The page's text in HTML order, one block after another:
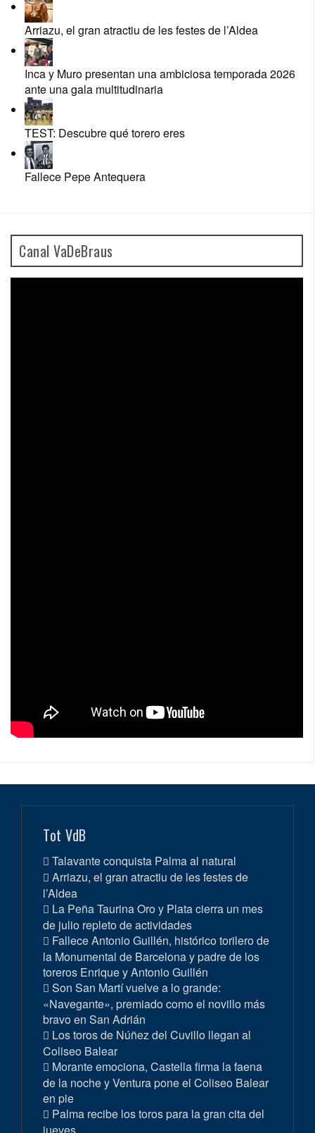
Arriazu, el gran atractiu de les festes de l’Aldea
Inca y Muro presentan una ambiciosa temporada 2026
ante una gala multitudinaria
TEST: Descubre qué torero eres
Fallece Pepe Antequera
Canal VaDeBraus
Tot VdB
Talavante conquista Palma al natural
Arriazu, el gran atractiu de les festes de
l’Aldea
La Peña Taurina Oro y Plata cierra un mes
de julio repleto de actividades
Fallece Antonio Guillén, histórico torilero de
la Monumental de Barcelona y padre de los
toreros Enrique y Antonio Guillén
Son San Martí vuelve a lo grande:
«Navegante», premiado como el novillo más
bravo en San Adrián
Los toros de Núñez del Cuvillo llegan al
Coliseo Balear
Morante emociona, Castella firma la faena
de la noche y Ventura pone el Coliseo Balear
en pie
Palma recibe los toros para la gran cita del